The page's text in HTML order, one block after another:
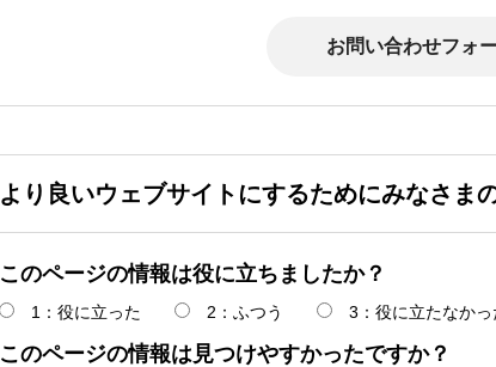
より良いウェブサイトにするためにみなさま
このページの情報は役に立ちましたか？
1：役に立った 2：ふつう 3：役に立たなかっ
このページの情報は見つけやすかったですか？